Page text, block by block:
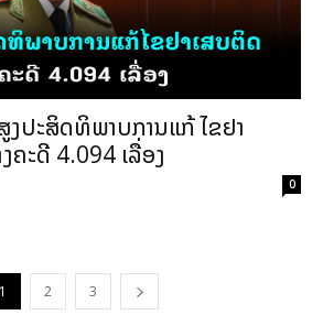
ງປະສິດທິພາບການແກ້ ໄຂຢາ
ຄະດີ 4.094 ເລື່ອງ
0
1 2 3